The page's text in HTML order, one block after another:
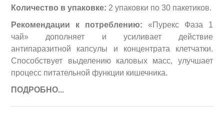
Количество в упаковке: 2 упаковки по 30 пакетиков.
Рекомендации к потреблению: «Пурекс Фаза 1
чай» дополняет и усиливает действие
антипаразитной капсулы и концентрата клетчатки.
Способствует выделению каловых масс, улучшает
процесс питательной функции кишечника.
ПОДРОБНО...